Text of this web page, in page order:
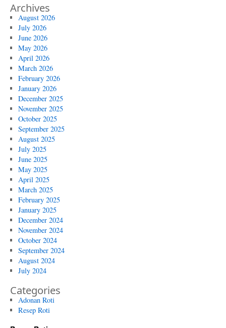
Archives
August 2026
July 2026
June 2026
May 2026
April 2026
March 2026
February 2026
January 2026
December 2025
November 2025
October 2025
September 2025
August 2025
July 2025
June 2025
May 2025
April 2025
March 2025
February 2025
January 2025
December 2024
November 2024
October 2024
September 2024
August 2024
July 2024
Categories
Adonan Roti
Resep Roti